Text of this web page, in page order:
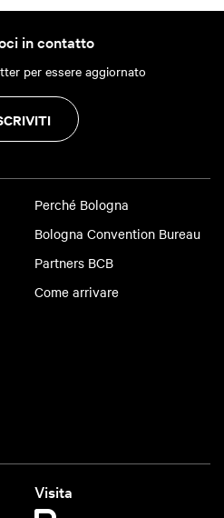
in contatto
per essere aggiornato
Perché Bologna
Bologna Convention Bureau
Partners BCB
Come arrivare
Visita